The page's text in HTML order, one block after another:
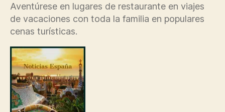
Aventúrese en lugares de restaurante en viajes
de vacaciones con toda la familia en populares
cenas turísticas.